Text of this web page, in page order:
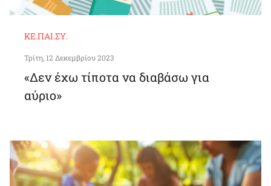
ΚΕ.ΠΑΙ.ΣΥ.
Τρίτη, 12 Δεκεμβρίου 2023
«Δεν έχω τίποτα να διαβάσω για
αύριο»